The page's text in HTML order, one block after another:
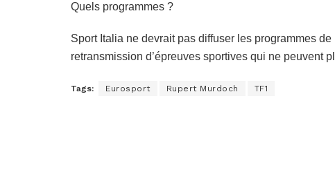
Quels programmes ?
Sport Italia ne devrait pas diffuser les programmes
retransmission d’épreuves sportives qui ne peuvent
Tags: Eurosport Rupert Murdoch TF1